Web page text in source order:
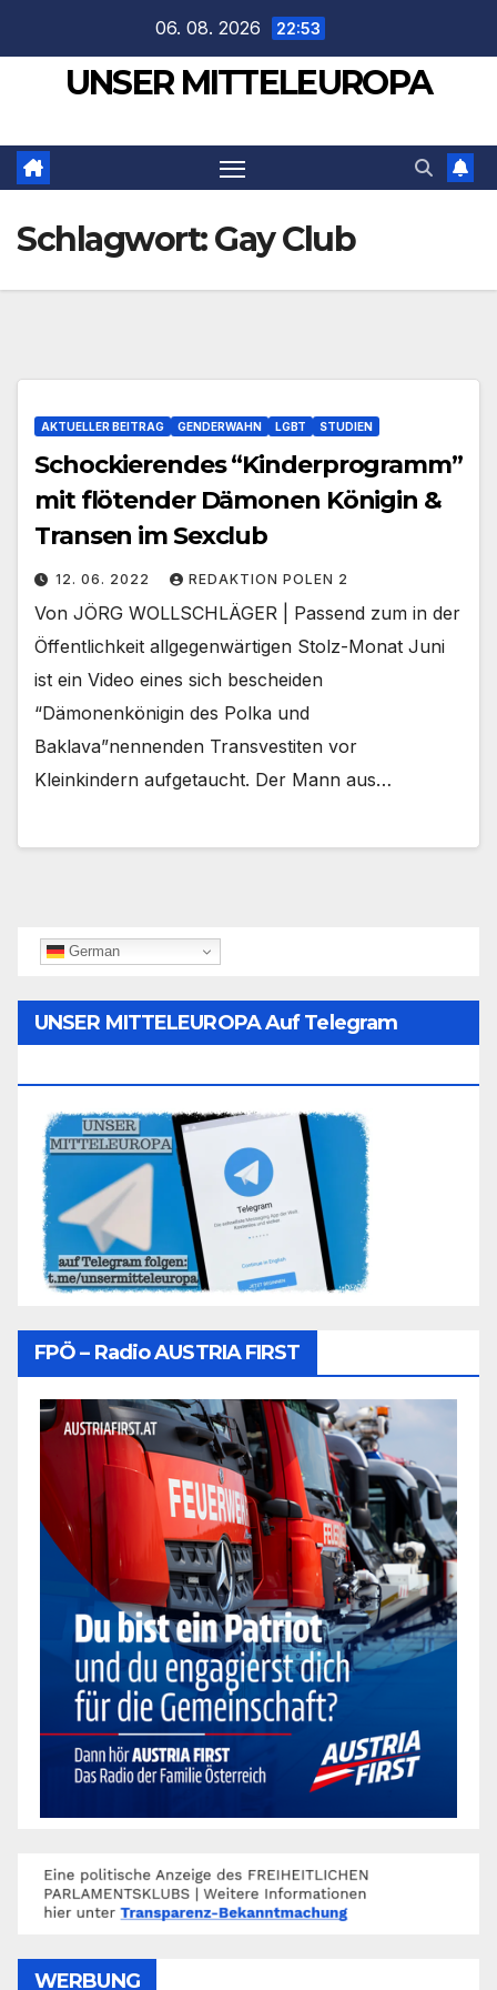
springen
06. 08. 2026 22:53
UNSER MITTELEUROPA
Schlagwort:Gay Club
AKTUELLER BEITRAG GENDERWAHN LGBT STUDIEN
Schockierendes “Kinderprogramm”
mit flötender Dämonen Königin &
Transen im Sexclub
12. 06. 2022 REDAKTION POLEN 2
Von JÖRG WOLLSCHLÄGER | Passend zum in der
Öffentlichkeit allgegenwärtigen Stolz-Monat Juni
ist ein Video eines sich bescheiden
“Dämonenkönigin des Polka und
Baklava”nennenden Transvestiten vor
Kleinkindern aufgetaucht. Der Mann aus…
German
UNSER MITTELEUROPA Auf Telegram
FPÖ – Radio AUSTRIA FIRST
WERBUNG